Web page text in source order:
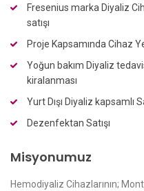
Fresenius marka Diyaliz
satışı
Proje Kapsamında Cihaz
Yoğun bakım Diyaliz
kiralanması
Yurt Dışı Diyaliz kapsamlı
Dezenfektan Satışı
Misyonumuz
Hemodiyaliz Cihazlarının;